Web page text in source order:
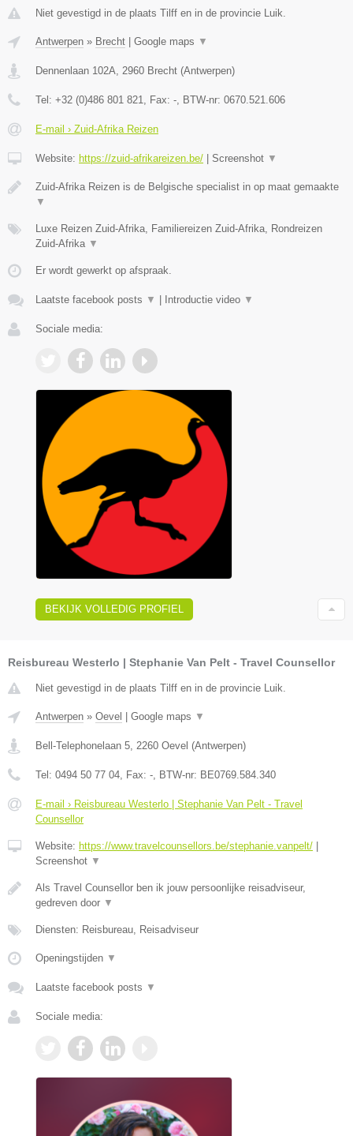
Niet gevestigd in de plaats Tilff en in de provincie Luik.
Antwerpen » Brecht | Google maps ▼
Dennenlaan 102A 2960 Brecht (Antwerpen)
Tel: +32 (0)486 801 821 , Fax: - , BTW-nr: 0670.521.606
E-mail › Zuid-Afrika Reizen
Website: https://zuid-afrikareizen.be/ | Screenshot ▼
Zuid-Afrika Reizen is de Belgische specialist in op maat gemaakte
▼
Luxe Reizen Zuid-Afrika, Familiereizen Zuid-Afrika, Rondreizen
Zuid-Afrika ▼
Er wordt gewerkt op afspraak.
Laatste facebook posts ▼ | Introductie video ▼
Sociale media:
BEKIJK VOLLEDIG PROFIEL
Reisbureau Westerlo | Stephanie Van Pelt - Travel Counsellor
Niet gevestigd in de plaats Tilff en in de provincie Luik.
Antwerpen » Oevel Google maps ▼
Bell-Telephonelaan 5 2260 Oevel (Antwerpen)
Tel: 0494 50 77 04 , Fax: - , BTW-nr: BE0769.584.340
E-mail › Reisbureau Westerlo | Stephanie Van Pelt - Travel
Counsellor
Website: https://www.travelcounsellors.be/stephanie.vanpelt/
Screenshot ▼
Als Travel Counsellor ben ik jouw persoonlijke reisadviseur,
gedreven door ▼
Diensten: Reisbureau, Reisadviseur
Openingstijden ▼
Laatste facebook posts ▼
Sociale media: